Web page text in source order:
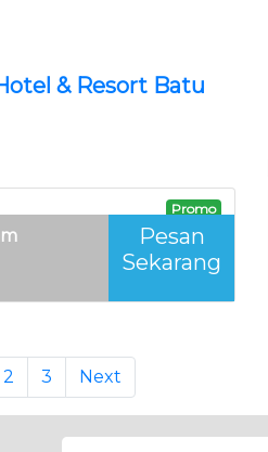
& Resort Batu
Promo
Pesan
Sekarang
2 3 Next